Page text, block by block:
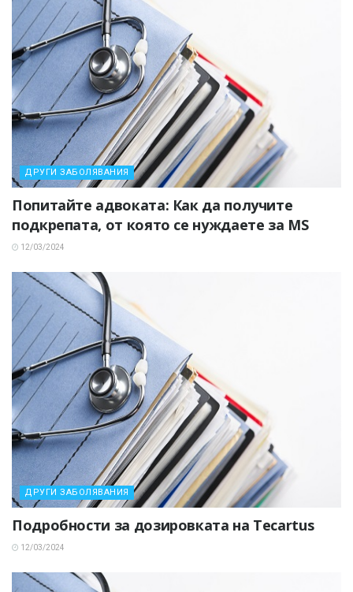
ДРУГИ ЗАБОЛЯВАНИЯ
Попитайте адвоката: Как да получите
подкрепата, от която се нуждаете за MS
12/03/2024
ДРУГИ ЗАБОЛЯВАНИЯ
Подробности за дозировката на Tecartus
12/03/2024